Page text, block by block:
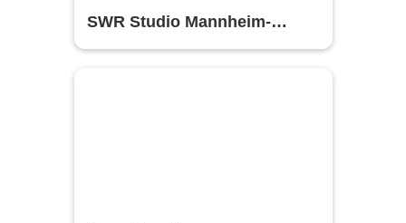
SWR Studio Mannheim-
Ludwigshafen